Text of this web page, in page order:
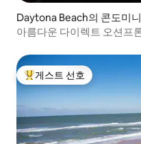
Daytona Beach의 콘도미
아름다운 다이렉트 오션프
상위 게스트 선호
게스트 선호